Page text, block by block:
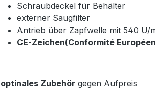
Schraubdeckel für Behälter
externer Saugfilter
Antrieb über Zapfwelle mit 540 U/
CE-Zeichen(Conformité
optinales Zubehör gegen Aufpreis